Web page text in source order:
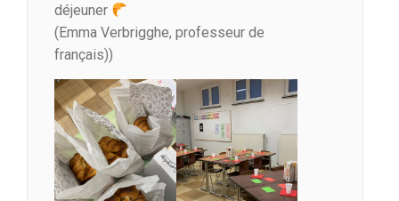
déjeuner
(Emma Verbrigghe, professeur de
français))